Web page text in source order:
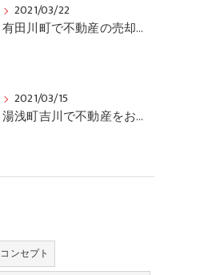
2021/03/22
有田川町で不動産の売却をお考えの方は、当社にご連絡ください
2021/03/15
湯浅町吉川で不動産をお求めの方、土地、中古住宅情報有ります
コンセプト